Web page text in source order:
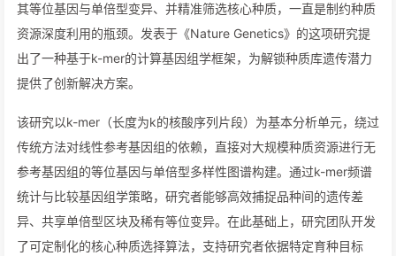
其等位基因与单倍型变异、并精准筛选核心种质，一直是制约种质
资源深度利用的瓶颈。发表于《Nature Genetics》的这项研究提
出了一种基于k-mer的计算基因组学框架，为解锁种质库遗传潜力
提供了创新解决方案。
该研究以k-mer（长度为k的核酸序列片段）为基本分析单元，绕过
传统方法对线性参考基因组的依赖，直接对大规模种质资源进行无
参考基因组的等位基因与单倍型多样性图谱构建。通过k-mer频谱
统计与比较基因组学策略，研究者能够高效捕捉品种间的遗传差
异、共享单倍型区块及稀有等位变异。在此基础上，研究团队开发
了可定制化的核心种质选择算法，支持研究者依据特定育种目标